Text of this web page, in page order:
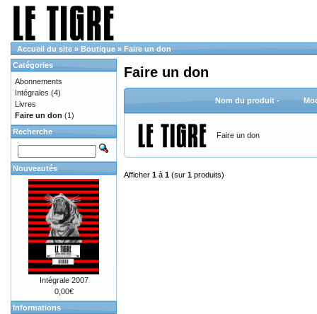
Accueil du site » Boutique » Faire un don
Faire un don
Nom du produit -
Faire un don
Afficher 1 à 1 (sur 1 produits)
Catégories
Abonnements
Intégrales (4)
Livres
Faire un don (1)
Recherche
Nouveautés
Intégrale 2007
0,00€
Informations